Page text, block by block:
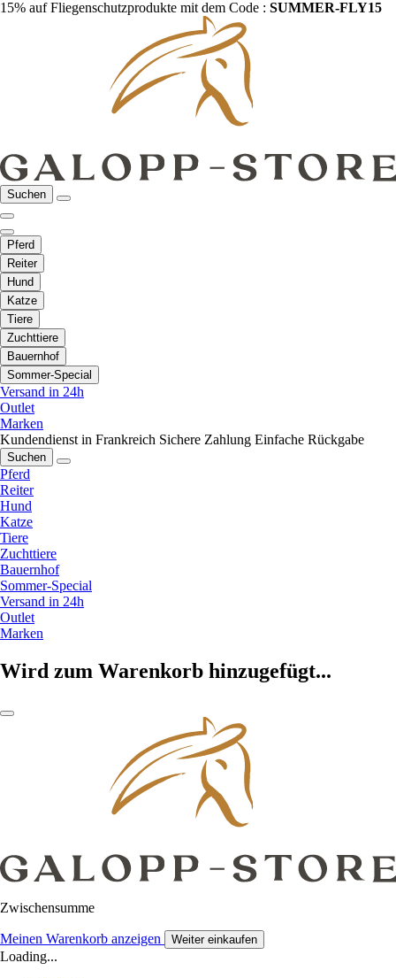
15% auf Fliegenschutzprodukte mit dem Code : SUMMER-FLY15
Suchen
Pferd
Reiter
Hund
Katze
Tiere
Zuchttiere
Bauernhof
Sommer-Special
Versand in 24h
Outlet
Marken
Kundendienst in Frankreich Sichere Zahlung Einfache Rückgabe
Suchen
Pferd
Reiter
Hund
Katze
Tiere
Zuchttiere
Bauernhof
Sommer-Special
Versand in 24h
Outlet
Marken
Wird zum Warenkorb hinzugefügt...
Zwischensumme
Meinen Warenkorb anzeigen Weiter einkaufen
Loading...